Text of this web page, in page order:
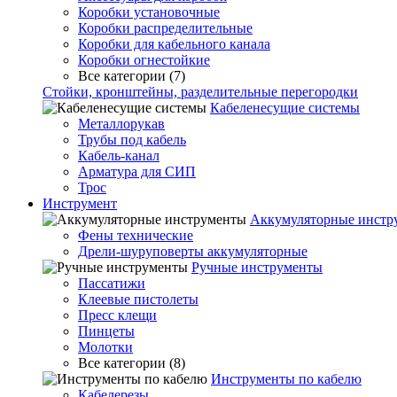
Коробки установочные
Коробки распределительные
Коробки для кабельного канала
Коробки огнестойкие
Все категории (7)
Стойки, кронштейны, разделительные перегородки
Кабеленесущие системы
Металлорукав
Трубы под кабель
Кабель-канал
Арматура для СИП
Трос
Инструмент
Аккумуляторные
Фены технические
Дрели-шуруповерты аккумуляторные
Ручные инструменты
Пассатижи
Клеевые пистолеты
Пресс клещи
Пинцеты
Молотки
Все категории (8)
Инструменты по кабелю